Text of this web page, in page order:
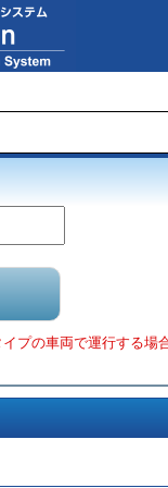
プの車両で運行する場